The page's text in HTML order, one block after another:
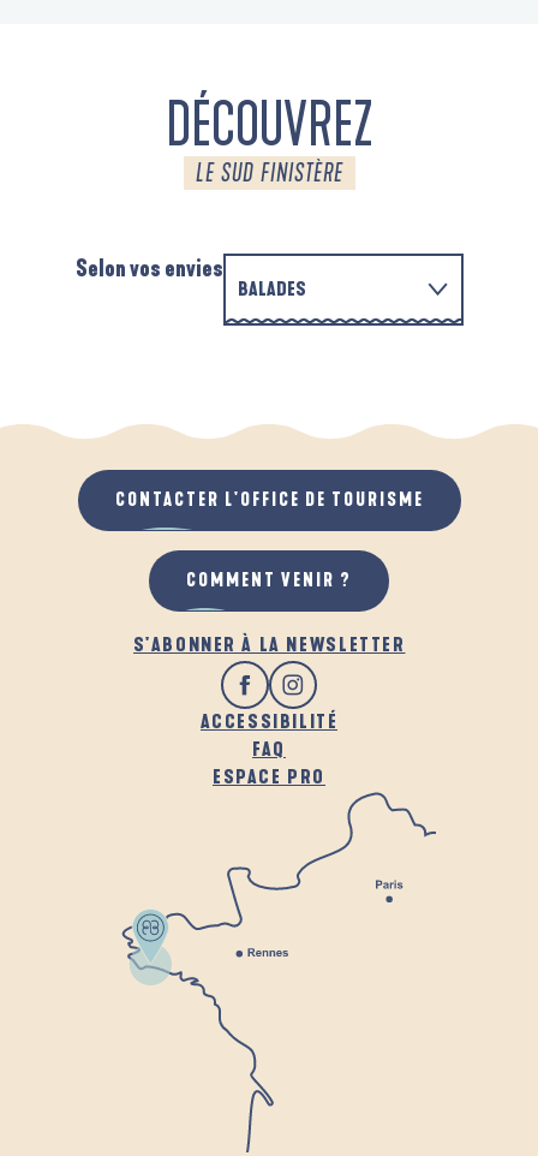
DÉCOUVREZ
LE SUD FINISTÈRE
Selon vos envies
BALADES
QUAND IL PLEUT
AU GRAND AIR
PARCOURS D'INTERPRÉTATION DE L'ANSE
S'ABONNER À LA NEWSLETTER
ACCESSIBILITÉ
FAQ
ESPACE PRO
CONTACTER L'OFFICE DE TOURISME
COMMENT VENIR ?